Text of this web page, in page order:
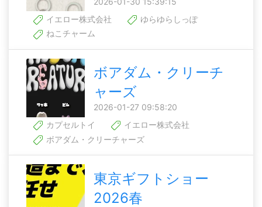
イエロー株式会社
ゆらゆらしっぽ
ねこチャーム
ボアダム・クリーチ
ャーズ
2026-01-27 09:58:20
カプセルトイ
イエロー株式会社
ボアダム・クリーチャーズ
東京ギフトショー
2026春